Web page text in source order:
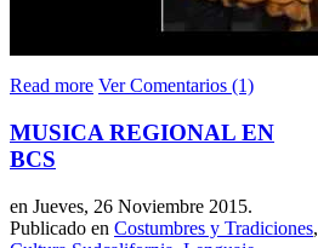
Read more Ver Comentarios (1)
MUSICA REGIONAL EN
BCS
en Jueves, 26 Noviembre 2015.
Publicado en Costumbres y Tradiciones,